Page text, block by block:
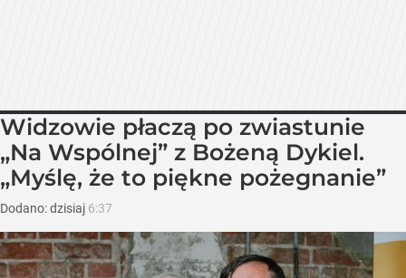
Widzowie płaczą po zwiastunie
„Na Wspólnej” z Bożeną Dykiel.
„Myślę, że to piękne pożegnanie”
Dodano:dzisiaj 6:37